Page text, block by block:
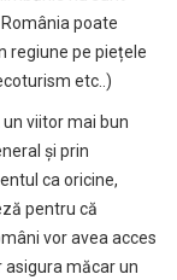
poate
regiune pe piețele
etc..)
viitor mai bun
și prin
ca oricine,
pentru că
vor avea acces
asigura măcar un